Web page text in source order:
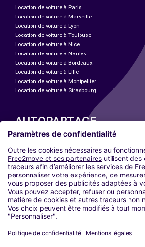
Location de voiture à Paris
Location de voiture à Marseille
Location de voiture à Lyon
Location de voiture à Toulouse
Location de voiture à Nice
Location de voiture à Nantes
Location de voiture à Bordeaux
Location de voiture à Lille
Location de voiture à Montpellier
Location de voiture à Strasbourg
AUTOPARTAGE
Paris
Madrid
Washington DC
Milan
Rome
Turin
Vienne
Berlin
Düsseldorf